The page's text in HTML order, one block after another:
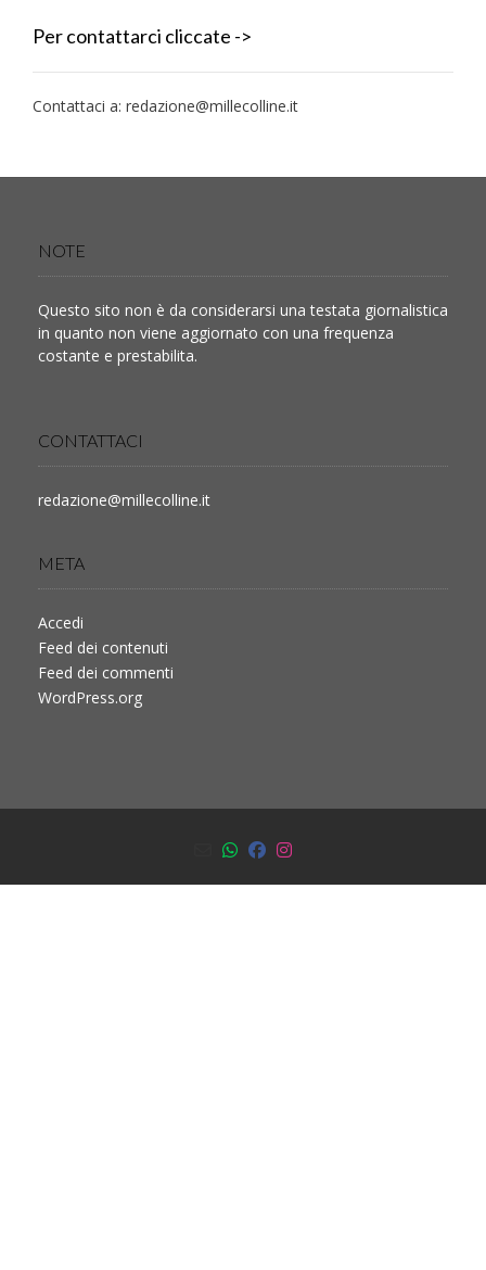
Per contattarci cliccate ->
Contattaci a: redazione@millecolline.it
NOTE
Questo sito non è da considerarsi una testata giornalistica
in quanto non viene aggiornato con una frequenza
costante e prestabilita.
CONTATTACI
redazione@millecolline.it
META
Accedi
Feed dei contenuti
Feed dei commenti
WordPress.org